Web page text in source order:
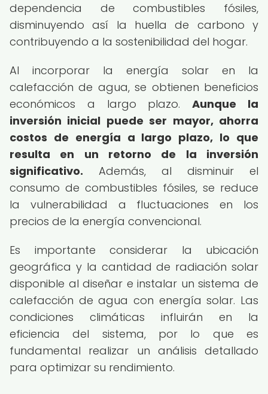
dependencia de combustibles fósiles,
disminuyendo así la huella de carbono y
contribuyendo a la sostenibilidad del hogar.
Al incorporar la energía solar en la
calefacción de agua, se obtienen beneficios
económicos a largo plazo.Aunque la
inversión inicial puede ser mayor, ahorra
costos de energía a largo plazo, lo que
resulta en un retorno de la inversión
significativo. Además, al disminuir el
consumo de combustibles fósiles, se reduce
la vulnerabilidad a fluctuaciones en los
precios de la energía convencional.
Es importante considerar la ubicación
geográfica y la cantidad de radiación solar
disponible al diseñar e instalar un sistema de
calefacción de agua con energía solar. Las
condiciones climáticas influirán en la
eficiencia del sistema, por lo que es
fundamental realizar un análisis detallado
para optimizar su rendimiento.